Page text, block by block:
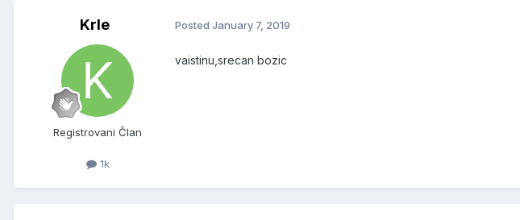
Krle
Registrovani Član
1k
Posted January 7, 2019
vaistinu,srecan bozic